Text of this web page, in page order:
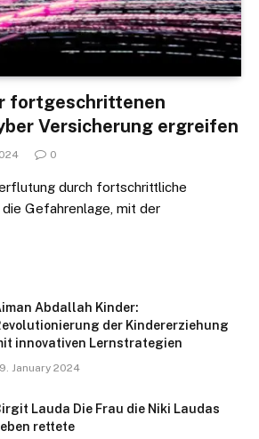
fortgeschrittenen
Versicherung ergreifen
0
durch fortschrittliche
Gefahrenlage, mit der
Abdallah Kinder:
der Kindererziehung
innovativen Lernstrategien
January 2024
Lauda Die Frau die Niki Laudas
rettete